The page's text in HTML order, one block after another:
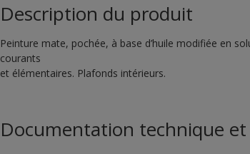
Description du produit
Peinture mate, pochée, à base d’huile modifiée en
courants
et élémentaires. Plafonds intérieurs.
Documentation technique